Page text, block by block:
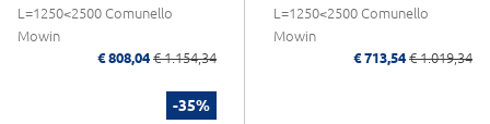
L=1250<2500 Comunello
Mowin
€ 808,04 € 1.154,34
L=1250<2500 Comunello
Mowin
€ 713,54 € 1.019,34
-35%